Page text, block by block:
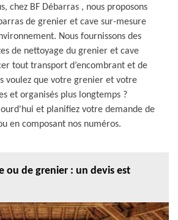
chez BF Débarras , nous proposons
de grenier et cave sur-mesure
Nous fournissons des
de nettoyage du grenier et cave
tout transport d’encombrant et de
voulez que votre grenier et votre
et organisés plus longtemps ?
et planifiez votre demande de
en composant nos numéros.
ou de grenier : un devis est